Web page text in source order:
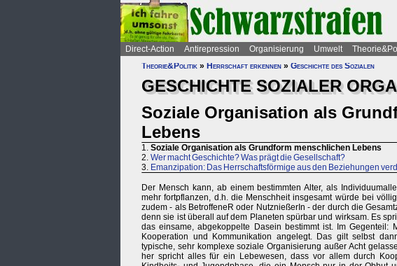
Direct-Action Antirepression Organisierung Umwelt
Theorie&Politik » Herrschaft erkennen » Geschichte des Sozialen
GESCHICHTE SOZIALER
Soziale Organisation als
Lebens
1. Soziale Organisation als Grundform menschlichen Lebens
2. Wer macht Geschichte? Was prägt die Gesellschaft?
3. Emanzipation: Das Herrschaftsförmige aus den Beziehungen
Der Mensch kann, ab einem bestimmten Alter, als
mehr fortpflanzen, d.h. die Menschheit insgesamt würde bei
zudem - als BetroffeneR oder NutznießerIn - der durch die
denn sie ist überall auf dem Planeten spürbar und wirksam. Es
das einsame, abgekoppelte Dasein bestimmt ist. Im
Kooperation und Kommunikation angelegt. Das gilt selbst
typische, sehr komplexe soziale Organisierung außer Acht
her spricht alles für ein Lebewesen, dass vor allem durch